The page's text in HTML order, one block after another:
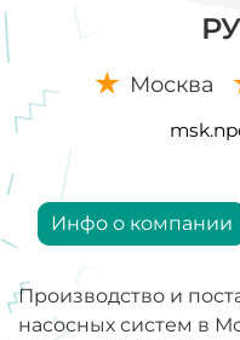
Москва
Инфо о компании
Производство и
насосных систем в